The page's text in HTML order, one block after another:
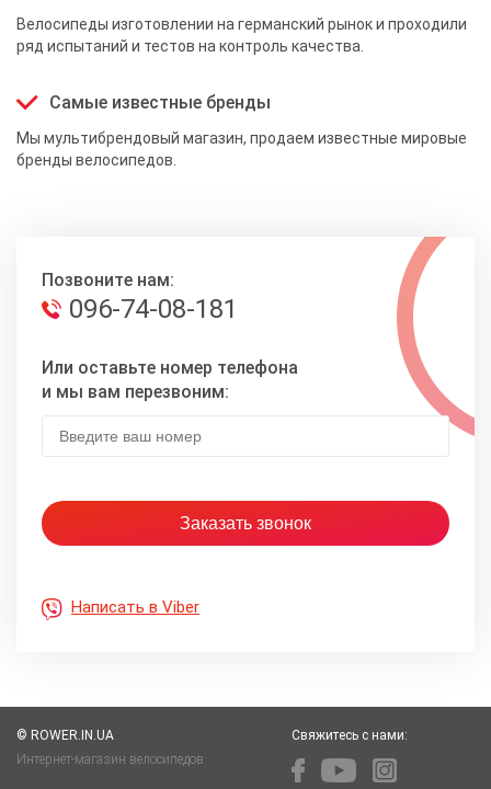
Велосипеды изготовлении на германский рынок и проходили
ряд испытаний и тестов на контроль качества.
Самые известные бренды
Мы мультибрендовый магазин, продаем известные мировые
бренды велосипедов.
Позвоните нам:
096-74-08-181
Или оставьте номер телефона
и мы вам перезвоним:
Написать в Viber
© ROWER.IN.UA
Интернет-магазин велосипедов
Свяжитесь с нами: